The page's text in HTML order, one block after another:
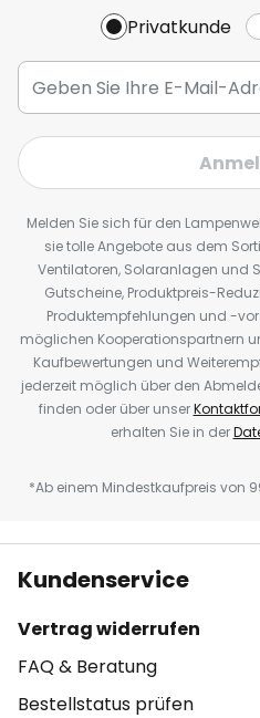
Privatkunde
Melden Sie sich für den
sie tolle Angebote aus dem
Ventilatoren, Solaranlagen und
Gutscheine, Produktpreis-
Produktempfehlungen und -
möglichen Kooperationspartnern
Kaufbewertungen und
jederzeit möglich über den
finden oder über unser
erhalten Sie in der
*Ab einem Mindestkaufpreis von
Kundenservice
Vertrag widerrufen
FAQ & Beratung
Bestellstatus prüfen